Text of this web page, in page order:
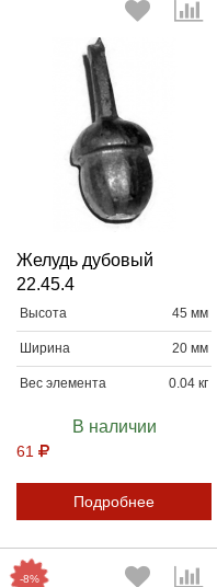
Желудь дубовый
22.45.4
Высота 45 мм
Ширина 20 мм
Вес элемента 0.04 кг
В наличии
61
Подробнее
Выберите количество:
-8%